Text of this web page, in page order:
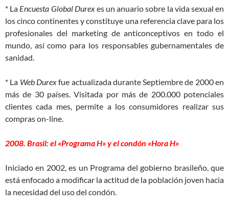
* La Encuesta Global Durexes un anuario sobre la vida sexual en
los cinco continentes y constituye una referencia clave para los
profesionales del marketing de anticonceptivos en todo el
mundo, así como para los responsables gubernamentales de
sanidad.
* La Web Durexfue actualizada durante Septiembre de 2000 en
más de 30 países. Visitada por más de 200.000 potenciales
clientes cada mes, permite a los consumidores realizar sus
compras on-line.
2008. Brasil: el «Programa H» y el condón «Hora H»
Iniciado en 2002, es un Programa del gobierno brasileño, que
está enfocado a modificar la actitud de la población joven hacia
la necesidad del uso del condón.